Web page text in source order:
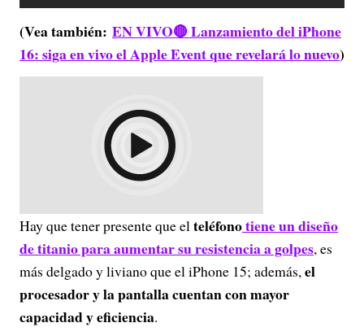
(Vea también: EN VIVO🔴 Lanzamiento del iPhone
16: siga en vivo el Apple Event que revelará lo nuevo)
Hay que tener presente que elteléfonotiene un diseño
de titanio para aumentar su resistencia a golpes, es
más delgado y liviano que el iPhone 15; además,el
procesador y la pantalla cuentan con mayor
capacidad y eficiencia.